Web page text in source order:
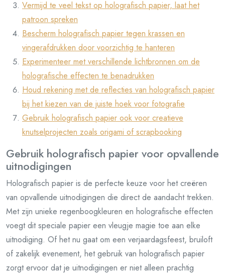
Vermijd te veel tekst op holografisch papier, laat het
patroon spreken
Bescherm holografisch papier tegen krassen en
vingerafdrukken door voorzichtig te hanteren
Experimenteer met verschillende lichtbronnen om de
holografische effecten te benadrukken
Houd rekening met de reflecties van holografisch papier
bij het kiezen van de juiste hoek voor fotografie
Gebruik holografisch papier ook voor creatieve
knutselprojecten zoals origami of scrapbooking
Gebruik holografisch papier voor opvallende
uitnodigingen
Holografisch papier is de perfecte keuze voor het creëren
van opvallende uitnodigingen die direct de aandacht trekken.
Met zijn unieke regenboogkleuren en holografische effecten
voegt dit speciale papier een vleugje magie toe aan elke
uitnodiging. Of het nu gaat om een verjaardagsfeest, bruiloft
of zakelijk evenement, het gebruik van holografisch papier
zorgt ervoor dat je uitnodigingen er niet alleen prachtig